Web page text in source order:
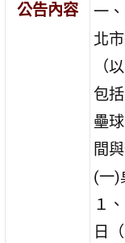
公告內容
一
北
（
包
壘
間
(一)
１
日